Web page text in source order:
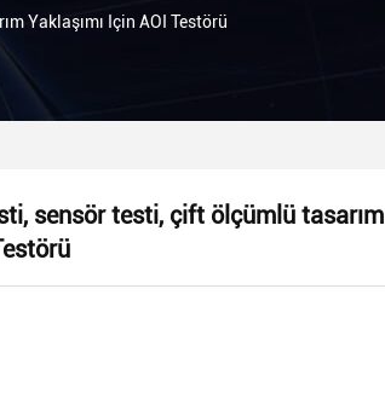
Yaklaşımı Için AOI Testörü
sensör testi, çift ölçümlü tasarım